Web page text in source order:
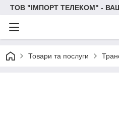
ТОВ "IМПОРТ ТЕЛЕКОМ" -
Товари та послуги